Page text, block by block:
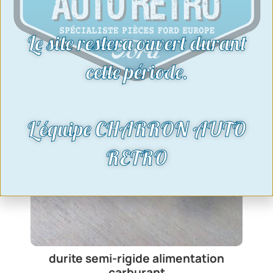
durite semi-rigide alimentation
Le site restera ouvert durant
cette période.
L'équipe CHARRON AUTO
RETRO